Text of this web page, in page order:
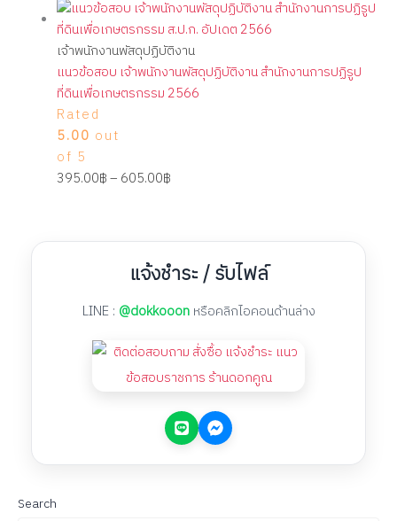
เจ้าพนักงานพัสดุปฏิบัติงาน
แนวข้อสอบ เจ้าพนักงานพัสดุปฏิบัติงาน สำนักงานการปฏิรูป
ที่ดินเพื่อเกษตรกรรม 2566
Rated
5.00 out
of 5
395.00฿– 605.00฿
แจ้งชำระ / รับไฟล์
LINE : @dokkooon หรือคลิกไอคอนด้านล่าง
Search